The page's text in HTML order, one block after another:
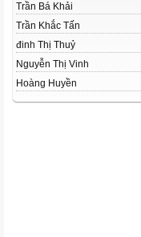
Trần Bá Khải
Trần Khắc Tấn
đinh Thị Thuỷ
Nguyễn Thị Vinh
Hoàng Huyền